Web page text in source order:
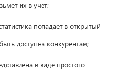
их в учет;
попадает в открытый
доступна конкурентам;
в виде простого